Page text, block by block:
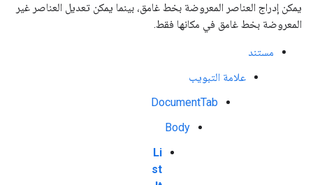
يمكن إدراج العناصر المعروضة بخط غامق، بينما يمكن تعديل العناصر غير
المعروضة بخط غامق في مكانها فقط.
مستند
علامة التبويب
DocumentTab
Body
Li
st